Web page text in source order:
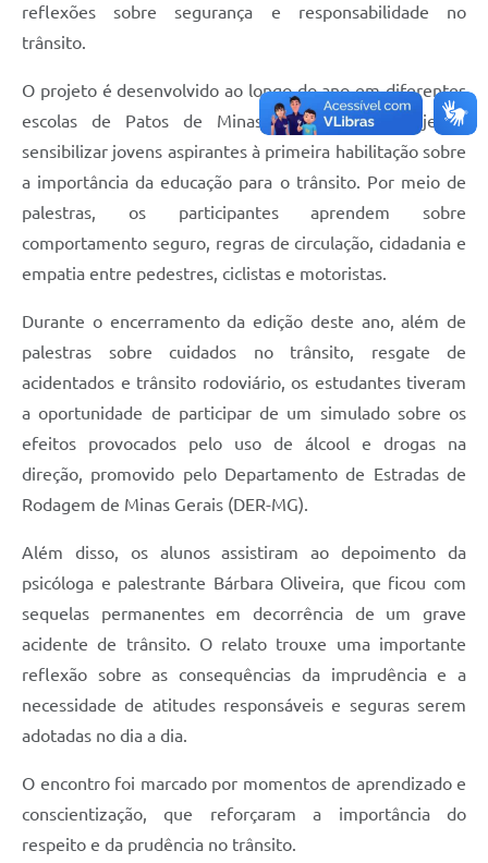
reflexões sobre segurança e responsabilidade no
trânsito.
O projeto é desenvolvido ao longo do ano em diferentes
escolas de Patos de Minas e tem como objetivo
sensibilizar jovens aspirantes à primeira habilitação sobre
a importância da educação para o trânsito. Por meio de
palestras, os participantes aprendem sobre
comportamento seguro, regras de circulação, cidadania e
empatia entre pedestres, ciclistas e motoristas.
Durante o encerramento da edição deste ano, além de
palestras sobre cuidados no trânsito, resgate de
acidentados e trânsito rodoviário, os estudantes tiveram
a oportunidade de participar de um simulado sobre os
efeitos provocados pelo uso de álcool e drogas na
direção, promovido pelo Departamento de Estradas de
Rodagem de Minas Gerais (DER-MG).
Além disso, os alunos assistiram ao depoimento da
psicóloga e palestrante Bárbara Oliveira, que ficou com
sequelas permanentes em decorrência de um grave
acidente de trânsito. O relato trouxe uma importante
reflexão sobre as consequências da imprudência e a
necessidade de atitudes responsáveis e seguras serem
adotadas no dia a dia.
O encontro foi marcado por momentos de aprendizado e
conscientização, que reforçaram a importância do
respeito e da prudência no trânsito.